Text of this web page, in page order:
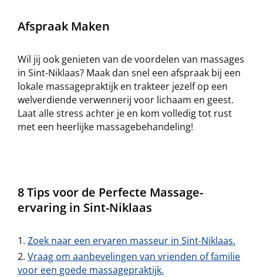
Afspraak Maken
Wil jij ook genieten van de voordelen van massages
in Sint-Niklaas? Maak dan snel een afspraak bij een
lokale massagepraktijk en trakteer jezelf op een
welverdiende verwennerij voor lichaam en geest.
Laat alle stress achter je en kom volledig tot rust
met een heerlijke massagebehandeling!
8 Tips voor de Perfecte Massage-
ervaring in Sint-Niklaas
Zoek naar een ervaren masseur in Sint-Niklaas.
Vraag om aanbevelingen van vrienden of familie
voor een goede massagepraktijk.